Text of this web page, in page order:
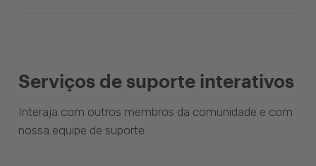
Serviços de suporte interativos
Interaja com outros membros da comunidade e com
nossa equipe de suporte.